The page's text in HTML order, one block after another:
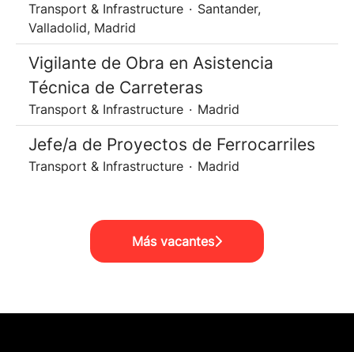
Transport & Infrastructure · Santander,
Valladolid, Madrid
Vigilante de Obra en Asistencia
Técnica de Carreteras
Transport & Infrastructure · Madrid
Jefe/a de Proyectos de Ferrocarriles
Transport & Infrastructure · Madrid
Más vacantes